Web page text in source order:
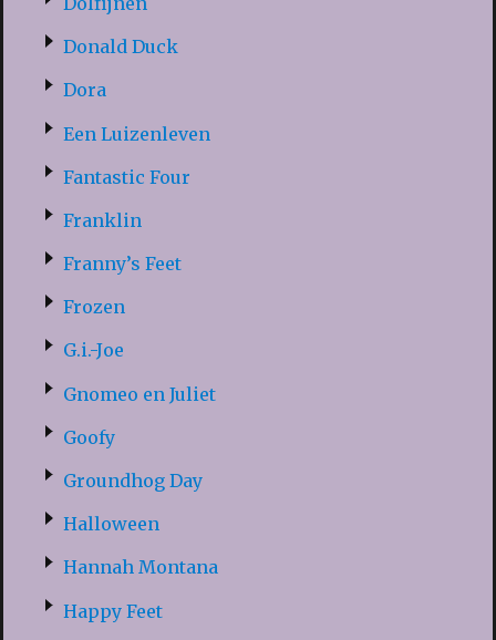
Donald Duck
Dora
Een Luizenleven
Fantastic Four
Franklin
Franny’s Feet
Frozen
G.i.-Joe
Gnomeo en Juliet
Goofy
Groundhog Day
Halloween
Hannah Montana
Happy Feet